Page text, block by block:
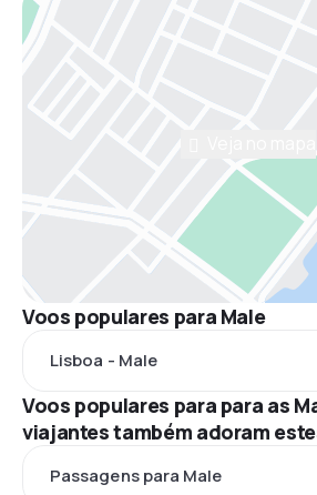
Voos populares para Male
Lisboa - Male
Voos populares para para as
viajantes também adoram
Passagens para Male